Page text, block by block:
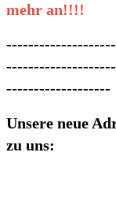
mehr an!!!!
-------------------
Unsere neue
zu uns: